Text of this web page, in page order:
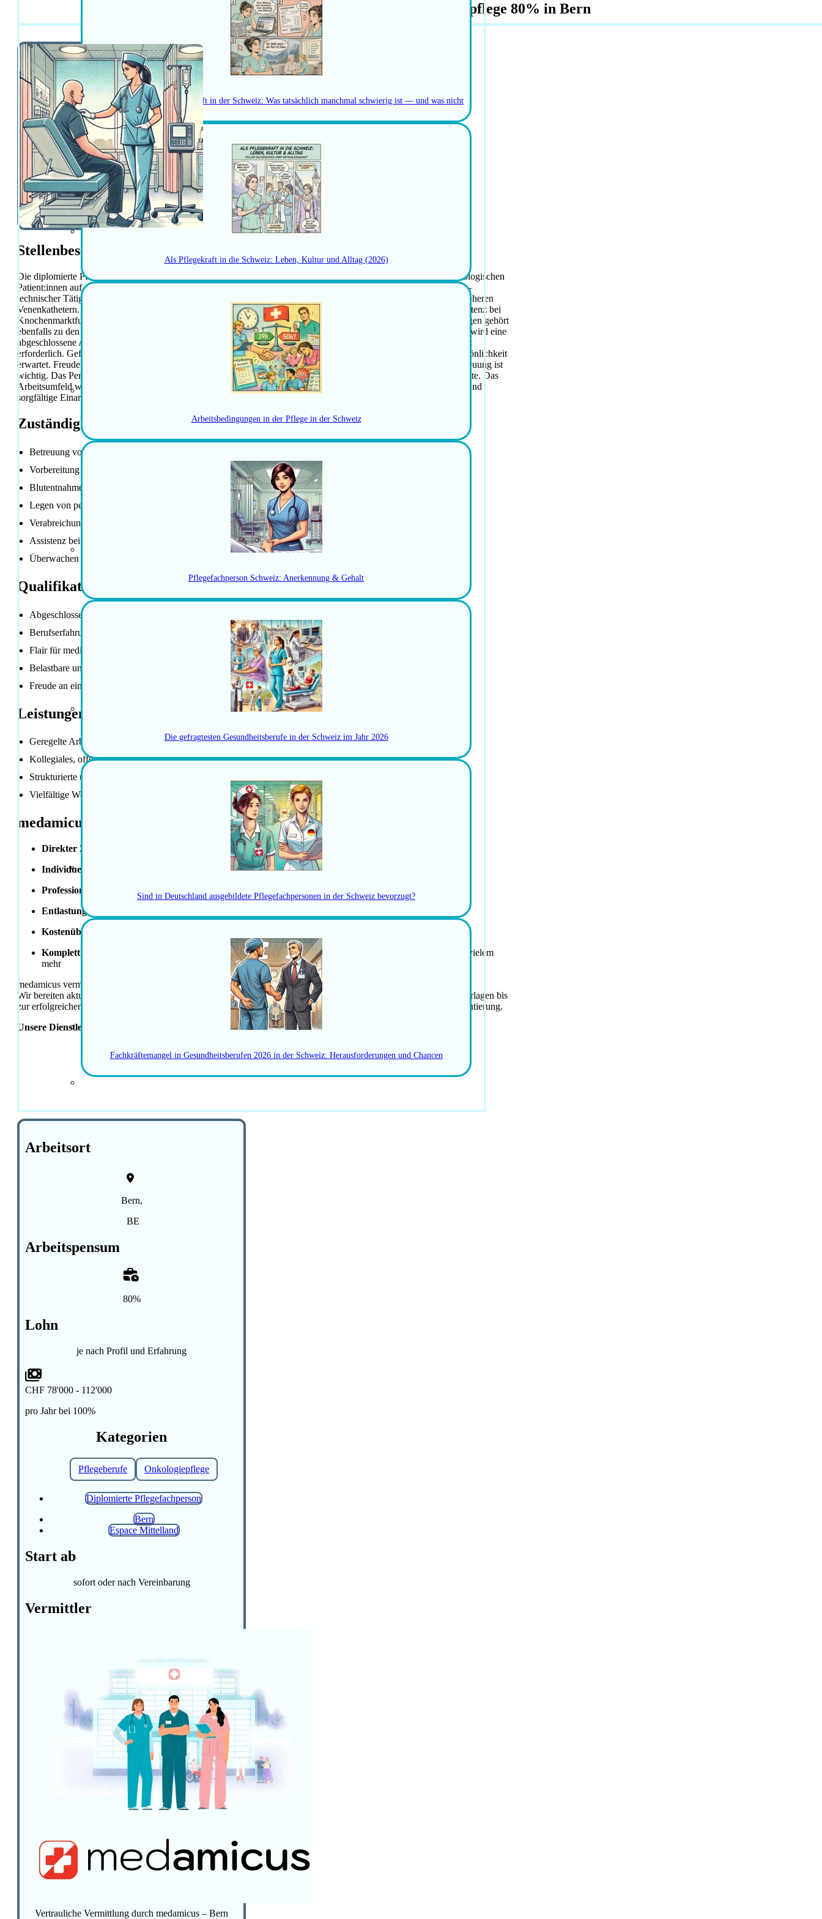
Herausforderungen als Pflegekraft in der Schweiz: Was tatsächlich manchmal schwierig ist — und was nicht
Als Pflegekraft in die Schweiz: Leben, Kultur und Alltag (2026)
Arbeitsbedingungen in der Pflege in der Schweiz
Pflegefachperson Schweiz: Anerkennung & Gehalt
Die gefragtesten Gesundheitsberufe in der Schweiz im Jahr 2026
Sind in Deutschland ausgebildete Pflegefachpersonen in der Schweiz bevorzugt?
Fachkräftemangel in Gesundheitsberufen 2026 in der Schweiz: Herausforderungen und Chancen
Diplomierte Pflegefachperson Onko- und Palliativpflege 80% in Bern
Stellenbeschreibung
Die diplomierte Pflegefachperson Onko- und Palliativpflege übernimmt in diesem Umfeld die Betreuung von hämatologischen
Patient:innen auf der Tagesklinik und im Ambulatorium. Dabei gehören die Vorbereitung und Durchführung Medizin-
technischer Tätigkeiten zum Arbeitsalltag. Zu den Aufgaben zählen zudem Blutentnahmen sowie das Legen von peripheren
Venenkathetern. Es erfolgt die Verabreichung von spezifischen Immuntherapien und Transfusionen. Weiter wird Assistenz bei
Knochenmarktfunktionen geleistet. Überwachen der Patient:innen sowie Erfassen von Symptomen bei Nebenwirkungen gehört
ebenfalls zu den Verantwortlichkeiten der diplomierte Pflegefachperson Onko- und Palliativpflege. Für diese Position wird eine
abgeschlossene Ausbildung als Dipl. Pflegefachperson HF / BSON vorausgesetzt. Berufserfahrung im Akutbereich ist
erforderlich. Gefordert wird ein Flair für Medizin-technische Aufgaben. Zudem wird eine belastbare und flexible Persönlichkeit
erwartet. Freude an einer konstruktiven und interprofessionellen Zusammenarbeit und einer patientenorientierten Betreuung ist
wichtig. Das Pensum beträgt 80 %. Es gibt geregelte Arbeitszeiten von Montag bis Freitag ohne Spät- und Nachtdienste. Das
Arbeitsumfeld wird als kollegial, offen und wertschätzend in einem motivierten Team beschrieben. Eine strukturierte und
sorgfältige Einarbeitung erfolgt. Vielfältige Weiterbildungs- und Entwicklungsmöglichkeiten sind vorhanden.
Zuständigkeiten / Hauptaufgaben
Betreuung von hämatologischen Patient:innen auf der Tagesklinik und im Ambulatorium
Vorbereitung und Durchführung medizin-technischer Tätigkeiten
Blutentnahmen
Legen von peripheren Venenkathetern
Verabreichung von spezifischen Immuntherapien und Transfusionen
Assistenz bei Knochenmarkspunktionen
Überwachen der Patient:innen sowie Erfassen von Symptomen bei Nebenwirkungen
Qualifikationen / Anforderungen
Abgeschlossene Ausbildung als Dipl. Pflegefachperson HF / BScN
Berufserfahrung im Akutbereich
Flair für medizin-technische Aufgaben
Belastbare und flexible Persönlichkeit
Freude an einer konstruktiven und interprofessionellen Zusammenarbeit und einer patientenorientierten Betreuung
Leistungen der Anstellung
Geregelte Arbeitszeiten von Montag bis Freitag ohne Spät- und Nachtdienste
Kollegiales, offenes und wertschätzendes Arbeitsumfeld in einem motivierten Team
Strukturierte und sorgfältige Einarbeitung
Vielfältige Weiterbildungs- und Entwicklungsmöglichkeiten
medamicus Vorteile
Direkter Zugang
zu einem weitreichenden Netzwerk und Entscheidungsträgern im Gesundheitswesen
Individuelles Coaching
für Bewerbungsgespräche – überzeugend auftreten, authentisch bleiben
Professionelle Unterstützung
Entlastung beim Umzug
Kostenübernahme
Komplett kostenloser Relocation-Service
: Hilfe bei Steuern, Versicherungen, Bankkonto, Zoll, Schulen und vielem
mehr
medamicus vermittelt qualifizierte Fachpersonen direkt in Festanstellungen.
Wir bereiten aktuelle Stellen strukturiert auf und unterstützen Bewerbende persönlich – von der Optimierung der Unterlagen bis
zur erfolgreichen Vermittlung. Das Gehaltsband basiert auf Erfahrungswerten ähnlicher Positionen und dient der Orientierung.
Unsere Dienstleistungen sind für Kandidatinnen und Kandidaten 100 % kostenlos.
JETZT BEWERBEN
Arbeitsort
Bern,
BE
Arbeitspensum
80%
Lohn
je nach Profil und Erfahrung
CHF 78'000 - 112'000
pro Jahr bei 100%
Kategorien
Pflegeberufe Onkologiepflege
Diplomierte Pflegefachperson
Bern
Espace Mittelland
Start ab
sofort oder nach Vereinbarung
Vermittler
Vertrauliche Vermittlung durch medamicus – Bern